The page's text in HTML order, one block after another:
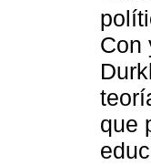
Con
que